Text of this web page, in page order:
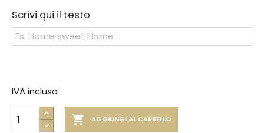
Scrivi qui il testo
 AGGIUNGI AL CARRELLO
IVA inclusa